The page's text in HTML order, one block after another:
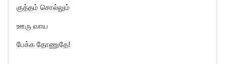
குத்தம் சொல்லும்
ஊரு வாய
பேக்க தோணுதே!